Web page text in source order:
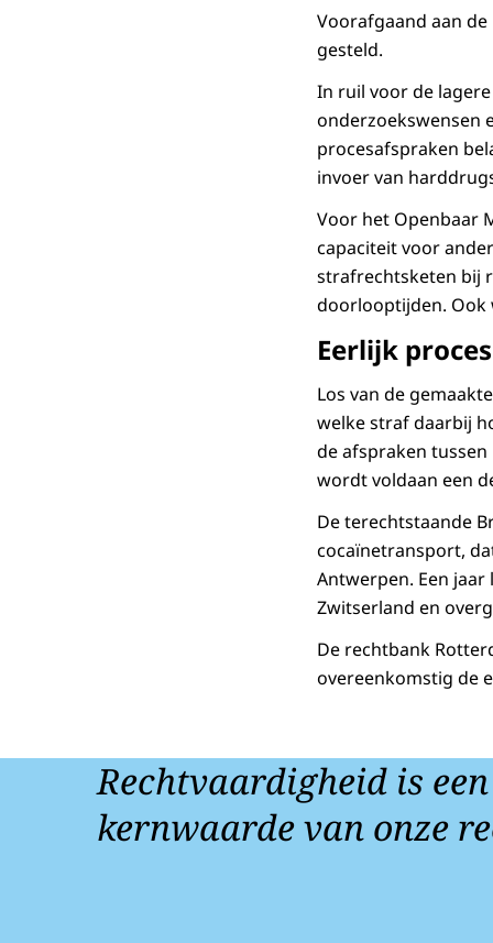
Voorafgaand aan
gesteld.
In ruil voor de
onderzoekswensen
procesafspraken
invoer van
Voor het Openbaar
capaciteit voor
strafrechtsketen bij
doorlooptijden. Ook
Eerlijk proces
Los van de
welke straf daarbij
de afspraken
wordt voldaan een
De terechtstaande
cocaïnetransport,
Antwerpen. Een
Zwitserland en
De rechtbank
overeenkomstig de
Rechtvaardigheid is een
kernwaarde van onze